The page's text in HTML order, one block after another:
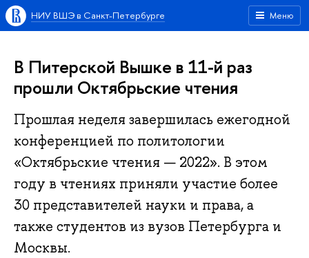
Меню
НИУ ВШЭ в Санкт-Петербурге
В Питерской Вышке в 11-й раз
прошли Октябрьские чтения
Прошлая неделя завершилась ежегодной
конференцией по политологии
«Октябрьские чтения — 2022». В этом
году в чтениях приняли участие более
30 представителей науки и права, а
также студентов из вузов Петербурга и
Москвы.